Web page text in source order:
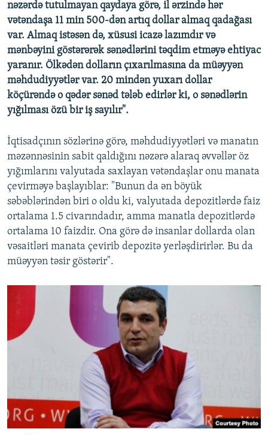
nəzərdə tutulmayan qaydaya görə, il ərzində hər
vətəndaşa 11 min 500-dən artıq dollar almaq qadağası
var. Almaq istəsən də, xüsusi icazə lazımdır və
mənbəyini göstərərək sənədlərini təqdim etməyə ehtiyac
yaranır. Ölkədən dolların çıxarılmasına da müəyyən
məhdudiyyətlər var. 20 mindən yuxarı dollar
köçürəndə o qədər sənəd tələb edirlər ki, o sənədlərin
yığılması özü bir iş sayılır".
İqtisadçının sözlərinə görə, məhdudiyyətləri və manatın
məzənnəsinin sabit qaldığını nəzərə alaraq əvvəllər öz
yığımlarını valyutada saxlayan vətəndaşlar onu manata
çevirməyə başlayıblar: "Bunun da ən böyük
səbəblərindən biri o oldu ki, valyutada depozitlərdə faiz
ortalama 1.5 civarındadır, amma manatla depozitlərdə
ortalama 10 faizdir. Ona görə də insanlar dollarda olan
vəsaitləri manata çevirib depozitə yerləşdirirlər. Bu da
müəyyən təsir göstərir".